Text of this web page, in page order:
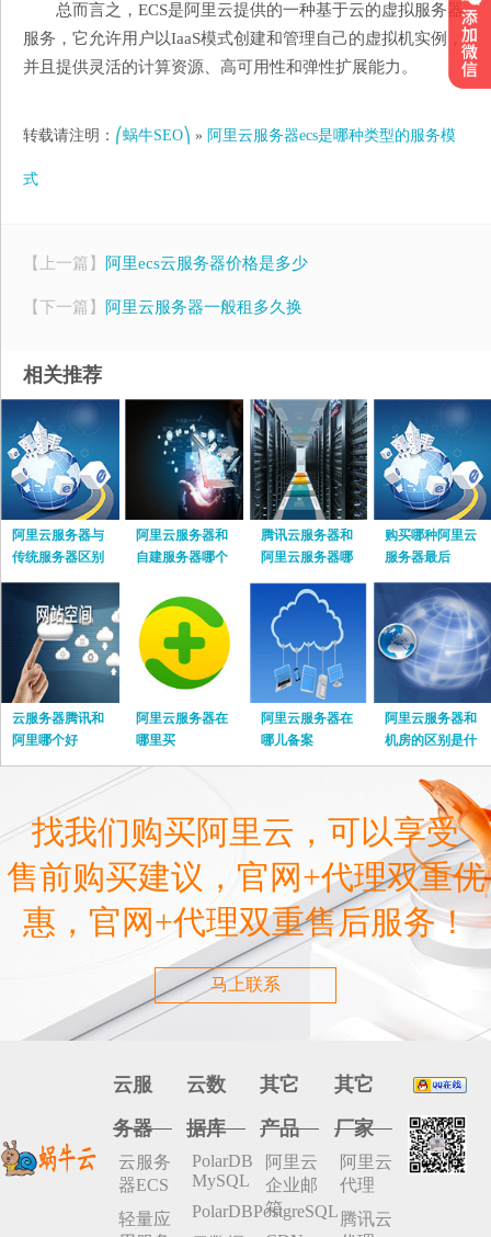
总而言之，ECS是阿里云提供的一种基于云的虚拟服务器
服务，它允许用户以IaaS模式创建和管理自己的虚拟机实例，
并且提供灵活的计算资源、高可用性和弹性扩展能力。
转载请注明： ⎛蜗牛SEO⎞ » 阿里云服务器ecs是哪种类型的服务模
式
【上一篇】 阿里ecs云服务器价格是多少
【下一篇】 阿里云服务器一般租多久换
相关推荐
阿里云服务器与
传统服务器区别
阿里云服务器和
自建服务器哪个
腾讯云服务器和
阿里云服务器哪
个好知乎
购买哪种阿里云
服务器最后
云服务器腾讯和
阿里哪个好
阿里云服务器在
哪里买
阿里云服务器在
哪儿备案
阿里云服务器和
机房的区别是什
么
找我们购买阿里云，可以享受
售前购买建议，官网+代理双重优
惠，官网+代理双重售后服务！
马上联系
云服
务器
云服务
器ECS
轻量应
云数
据库
PolarDB
MySQL
PolarDBPostgreSQL
其它
产品
阿里云
企业邮
箱
其它
厂家
阿里云
代理
腾讯云